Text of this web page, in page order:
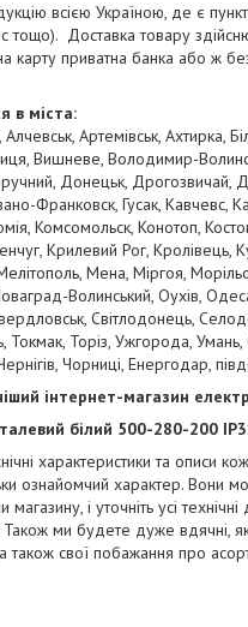
всією Україною, де є
тощо). Доставка товару
карту приватна банка або ж
в міста:
Артемівськ, Ахтирка,
Вишневе, Володимир-
Донецьк, Дрогозвичай,
Франковск, Гусак, Кавчевс,
Комсомольск, Конотоп,
Крилевий Рог, Кролівець,
Мена, Міргоя,
Волинський, Оухів,
Світлодонець,
Токмак, Торіз, Ужгорода,
Чорниці, Енергодар,
інтернет-магазин
білий 500-280-200
характеристики та описи
ознайомчий характер. Вони
магазину, і уточніть усі
ми будете дуже вдячні,
також свої побажання про